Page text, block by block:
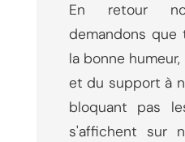
En retour
demandons que
la bonne
et du support à
bloquant pas
s'affichent sur